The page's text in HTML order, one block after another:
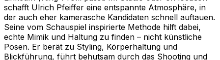
schafft Ulrich Pfeiffer eine entspannte Atmosphäre, in
der auch eher kamerasche Kandidaten schnell auftauen.
Seine vom Schauspiel inspirierte Methode hilft dabei,
echte Mimik und Haltung zu finden – nicht künstliche
Posen. Er berät zu Styling, Körperhaltung und
Blickführung, führt behutsam durch das Shooting und